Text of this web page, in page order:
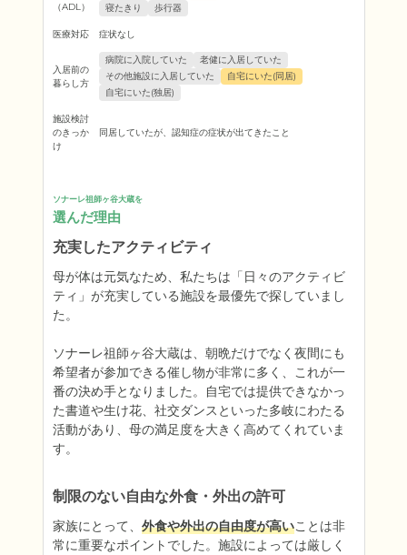
（ADL）
寝たきり
歩行器
医療対応 症状なし
入居前の
暮らし方
病院に入院していた
老健に入居していた
その他施設に入居していた
自宅にいた(同居)
自宅にいた(独居)
施設検討
のきっか
け
同居していたが、認知症の症状が出てきたこと
ソナーレ祖師ヶ谷大蔵を
選んだ理由
充実したアクティビティ
母が体は元気なため、私たちは「日々のアクティビ
ティ」が充実している施設を最優先で探していまし
た。
ソナーレ祖師ヶ谷大蔵は、朝晩だけでなく夜間にも
希望者が参加できる催し物が非常に多く、これが一
番の決め手となりました。自宅では提供できなかっ
た書道や生け花、社交ダンスといった多岐にわたる
活動があり、母の満足度を大きく高めてくれていま
す。
制限のない自由な外食・外出の許可
家族にとって、 外食や外出の自由度が高いことは非
常に重要なポイントでした。施設によっては厳しく